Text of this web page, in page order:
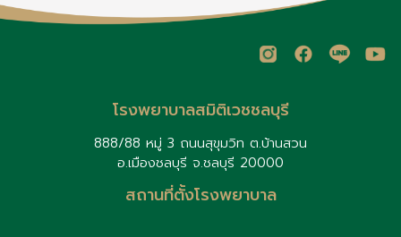
สอบถามเกี่ยวกับ ตำแหน่งงาน
ลักษณะการทำงาน ก็ได้ความว่า
ปัญหาสุขภาพอะไรบ้าง
หลายๆที่จะมีอุปกรณ์ยกและ
spinal board ซึ่งในมุมมองและ
ประสบการณ์ของหมอที่ดูแลเคส
เจ้าของภาพและเจ้าของโพสต์
เพื่อนๆทราบมั๊ยคะว่า อุปกรณ์ยก
เคลื่อนย้ายนี้เรียกว่าอะไรคะ ?
โรงพยาบาลสมิติเวชชลบุรี
888/88 หมู่ 3 ถนนสุขุมวิท ต.บ้านสวน
อ.เมืองชลบุรี จ.ชลบุรี 20000
สถานที่ตั้งโรงพยาบาล